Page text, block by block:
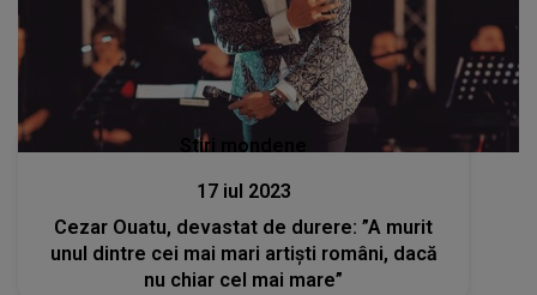
Stiri mondene
17 iul 2023
Cezar Ouatu, devastat de durere: ”A murit
unul dintre cei mai mari artiști români, dacă
nu chiar cel mai mare”